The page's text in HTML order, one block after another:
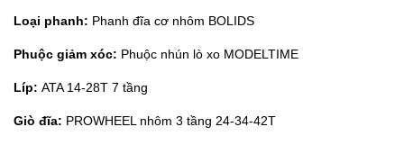
Loại phanh: Phanh đĩa cơ nhôm BOLIDS
Phuộc giảm xóc: Phuộc nhún lò xo MODELTIME
Líp: ATA 14-28T 7 tầng
Giò đĩa: PROWHEEL nhôm 3 tầng 24-34-42T